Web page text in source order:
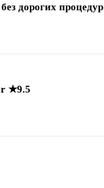
дорогих процедур
★9.5